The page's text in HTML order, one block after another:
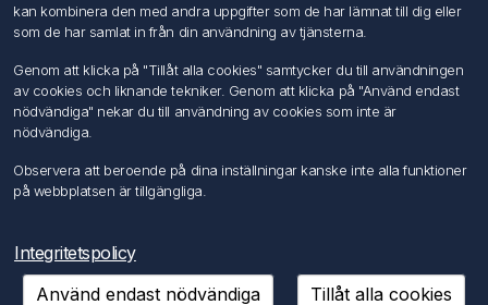
Mitt konto
Mina ordrar
Mina adresser
Följ oss
Copyright © 2026 FÖRCH Sverige AB. Alla rättigheter reserverade.
kan kombinera den med andra uppgifter som de har lämnat till dig eller
som de har samlat in från din användning av tjänsterna.
Genom att klicka på "Tillåt alla cookies" samtycker du till användningen
av cookies och liknande tekniker. Genom att klicka på "Använd endast
nödvändiga" nekar du till användning av cookies som inte är
nödvändiga.
Observera att beroende på dina inställningar kanske inte alla funktioner
på webbplatsen är tillgängliga.
Integritetspolicy
Använd endast nödvändiga
Tillåt alla cookies